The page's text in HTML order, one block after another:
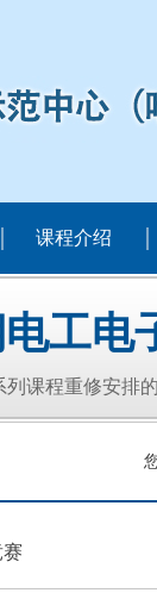
课程介绍
工
课程重修安排